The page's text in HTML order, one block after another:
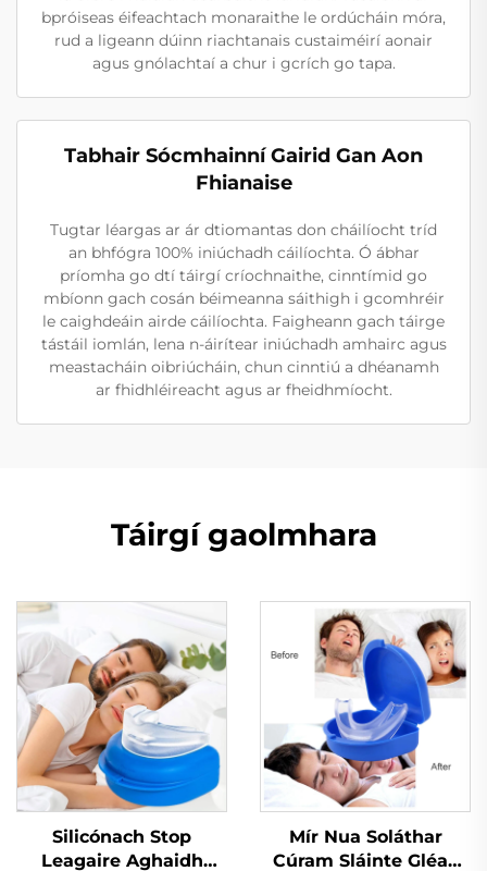
bpróiseas éifeachtach monaraithe le ordúcháin móra,
rud a ligeann dúinn riachtanais custaiméirí aonair
agus gnólachtaí a chur i gcrích go tapa.
Tabhair Sócmhainní Gairid Gan Aon
Fhianaise
Tugtar léargas ar ár dtiomantas don cháilíocht tríd
an bhfógra 100% iniúchadh cáilíochta. Ó ábhar
príomha go dtí táirgí críochnaithe, cinntímid go
mbíonn gach cosán béimeanna sáithigh i gcomhréir
le caighdeáin airde cáilíochta. Faigheann gach táirge
tástáil iomlán, lena n-áirítear iniúchadh amhairc agus
meastacháin oibriúcháin, chun cinntiú a dhéanamh
ar fhidhléireacht agus ar fheidhmíocht.
Táirgí gaolmhara
Silicónach Stop
Leagaire Aghaidh
Mír Nua Soláthar
Cúram Sláinte Gléas